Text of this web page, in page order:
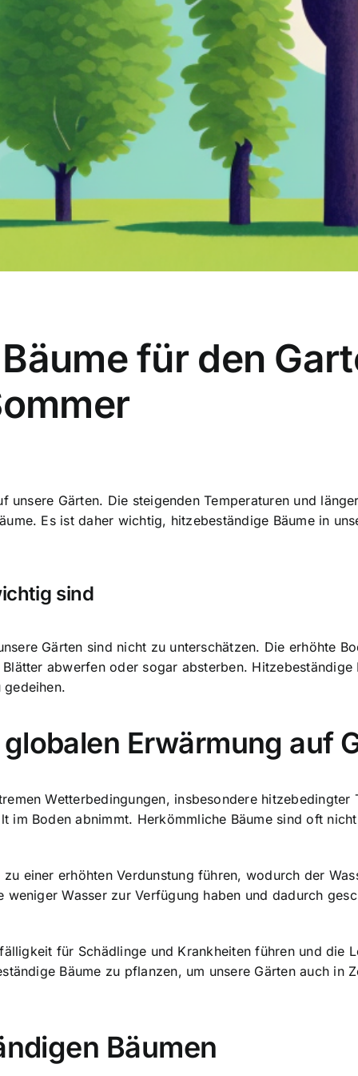
für den
unsere Gärten. Die steigenden Temperaturen und
Es ist daher wichtig, hitzebeständige Bäume in
sind
Gärten sind nicht zu unterschätzen. Die erhöhte
abwerfen oder sogar absterben.
gedeihen.
Erwärmung auf
Wetterbedingungen, insbesondere
im Boden abnimmt. Herkömmliche Bäume sind oft
einer erhöhten Verdunstung führen, wodurch der
Wasser zur Verfügung haben und dadurch
für Schädlinge und Krankheiten führen und die
Bäume zu pflanzen, um unsere Gärten auch in
Bäumen